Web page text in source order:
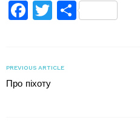
Facebook
Twitter
PREVIOUS ARTICLE
Про піхоту